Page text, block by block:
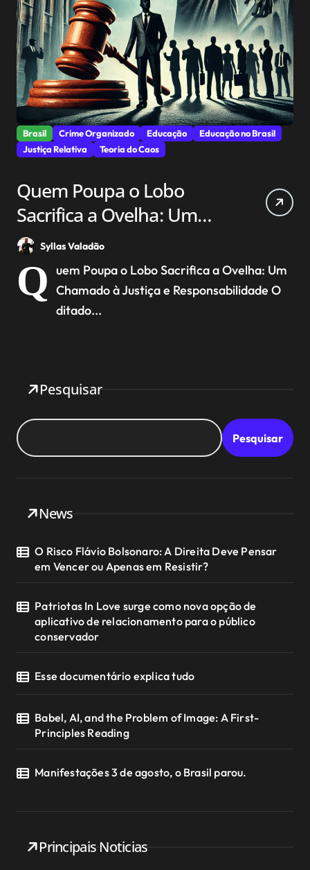
Brasil Crime Organizado Educação
Educação no Brasil
Justiça Relativa
Teoria do Caos
Quem Poupa o Lobo
Sacrifica a Ovelha: Um
Chamado à Justiça e
Responsabilidade
Syllas Valadão
Q uem Poupa o Lobo Sacrifica a Ovelha: Um
Chamado à Justiça e Responsabilidade O
ditado...
Pesquisar
Pesquisar
News
O Risco Flávio Bolsonaro: A Direita Deve Pensar
em Vencer ou Apenas em Resistir?
Patriotas In Love surge como nova opção de
aplicativo de relacionamento para o público
conservador
Esse documentário explica tudo
Babel, AI, and the Problem of Image: A First-
Principles Reading
Manifestações 3 de agosto, o Brasil parou.
Principais Noticias